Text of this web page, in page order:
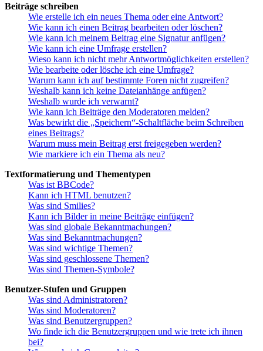
Beiträge schreiben
Wie erstelle ich ein neues Thema oder eine Antwort?
Wie kann ich einen Beitrag bearbeiten oder löschen?
Wie kann ich meinem Beitrag eine Signatur anfügen?
Wie kann ich eine Umfrage erstellen?
Wieso kann ich nicht mehr Antwortmöglichkeiten erstellen?
Wie bearbeite oder lösche ich eine Umfrage?
Warum kann ich auf bestimmte Foren nicht zugreifen?
Weshalb kann ich keine Dateianhänge anfügen?
Weshalb wurde ich verwarnt?
Wie kann ich Beiträge den Moderatoren melden?
Was bewirkt die „Speichern“-Schaltfläche beim Schreiben
eines Beitrags?
Warum muss mein Beitrag erst freigegeben werden?
Wie markiere ich ein Thema als neu?
Textformatierung und Thementypen
Was ist BBCode?
Kann ich HTML benutzen?
Was sind Smilies?
Kann ich Bilder in meine Beiträge einfügen?
Was sind globale Bekanntmachungen?
Was sind Bekanntmachungen?
Was sind wichtige Themen?
Was sind geschlossene Themen?
Was sind Themen-Symbole?
Benutzer-Stufen und Gruppen
Was sind Administratoren?
Was sind Moderatoren?
Was sind Benutzergruppen?
Wo finde ich die Benutzergruppen und wie trete ich ihnen
bei?